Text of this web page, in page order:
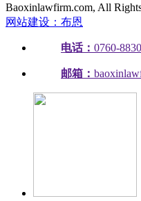
Baoxinlawfirm.com, All
网站建设：布恩
电话： 0760-
邮箱：